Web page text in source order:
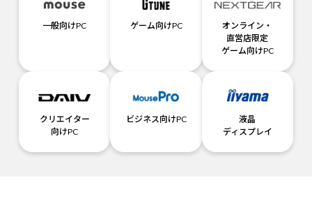
一般向けPC ゲーム向けPC
オンライン・
直営店限定
ゲーム向けPC
クリエイター
向けPC
ビジネス向けPC
液晶
ディスプレイ